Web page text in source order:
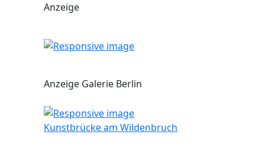
Anzeige
Anzeige Galerie Berlin
Kunstbrücke am Wildenbruch